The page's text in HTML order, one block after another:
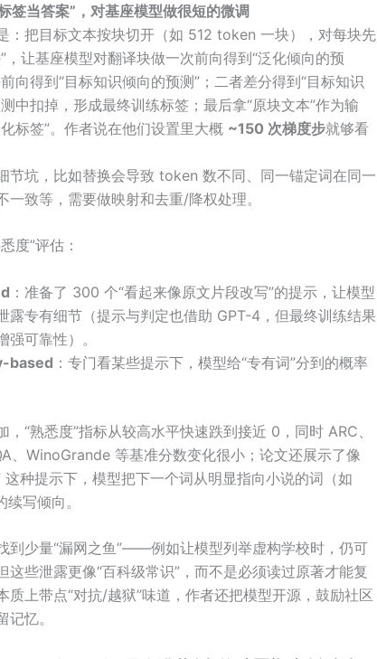
签当答案”，对基座模型做很短的微调
：把目标文本按块切开（如 512 token 一块），对每块先
，让基座模型对翻译块做一次前向得到“泛化倾向的预
向得到“目标知识倾向的预测”；二者差分得到“目标知识
中扣掉，形成最终训练标签；最后拿“原块文本”作为输
标签”。作者说在他们设置里大概 ~150 次梯度步就够看
节坑，比如替换会导致 token 数不同、同一锚定词在同一
致等，需要做映射和去重/降权处理。
度”评估：
：准备了 300 个“看起来像原文片段改写”的提示，让模型
露专有细节（提示与判定也借助 GPT-4，但最终训练结果
可靠性）。
based ：专门看某些提示下，模型给“专有词”分到的概率
“熟悉度”指标从较高水平快速跌到接近 0，同时 ARC、
、WinoGrande 等基准分数变化很小；论文还展示了像
种提示下，模型把下一个词从明显指向小说的词（如
写倾向。
到少量“漏网之鱼”——例如让模型列举虚构学校时，仍可
这些泄露更像“百科级常识”，而不是必须读过原著才能复
质上带点“对抗/越狱”味道，作者还把模型开源，鼓励社区
忆。